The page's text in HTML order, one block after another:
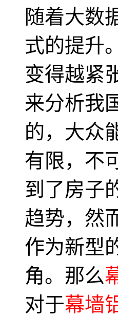
随着大数
式的提升
变得越紧
来分析我
的，大众
有限，不
到了房子
趋势，然
作为新型
角。那么
对于幕墙